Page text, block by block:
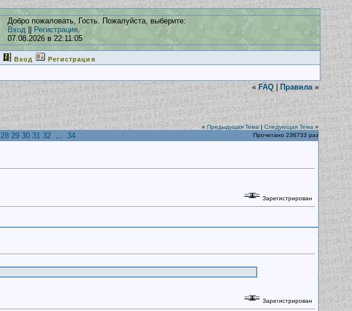
Добро пожаловать, Гость. Пожалуйста, выберите:
Вход
Регистрация.
07.08.2026 в 22:11:05
Вход Регистрация
« FAQ | Правила »
« Предыдущая Тема | Следующая Тема »
28 29 30 31 32 ... 34 Прочитано 236733 раз
Зарегистрирован
Зарегистрирован